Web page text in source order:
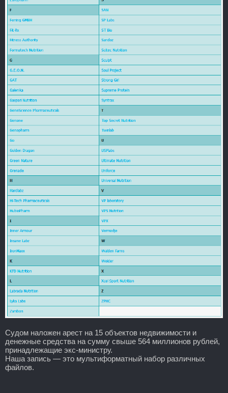
Судом наложен арест на 15 объектов недвижимости и
денежные средства на сумму свыше 564 миллионов рублей,
принадлежащие экс-министру.
Наша запись — это мультиформатный набор различных
файлов.